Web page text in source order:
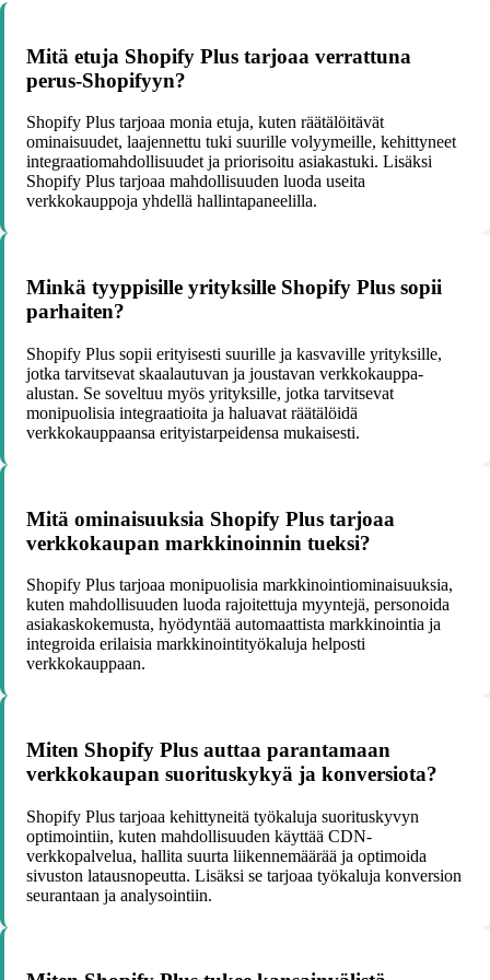
Mitä etuja Shopify Plus tarjoaa verrattuna
perus-Shopifyyn?
Shopify Plus tarjoaa monia etuja, kuten räätälöitävät
ominaisuudet, laajennettu tuki suurille volyymeille, kehittyneet
integraatiomahdollisuudet ja priorisoitu asiakastuki. Lisäksi
Shopify Plus tarjoaa mahdollisuuden luoda useita
verkkokauppoja yhdellä hallintapaneelilla.
Minkä tyyppisille yrityksille Shopify Plus sopii
parhaiten?
Shopify Plus sopii erityisesti suurille ja kasvaville yrityksille,
jotka tarvitsevat skaalautuvan ja joustavan verkkokauppa-
alustan. Se soveltuu myös yrityksille, jotka tarvitsevat
monipuolisia integraatioita ja haluavat räätälöidä
verkkokauppaansa erityistarpeidensa mukaisesti.
Mitä ominaisuuksia Shopify Plus tarjoaa
verkkokaupan markkinoinnin tueksi?
Shopify Plus tarjoaa monipuolisia markkinointiominaisuuksia,
kuten mahdollisuuden luoda rajoitettuja myyntejä, personoida
asiakaskokemusta, hyödyntää automaattista markkinointia ja
integroida erilaisia markkinointityökaluja helposti
verkkokauppaan.
Miten Shopify Plus auttaa parantamaan
verkkokaupan suorituskykyä ja konversiota?
Shopify Plus tarjoaa kehittyneitä työkaluja suorituskyvyn
optimointiin, kuten mahdollisuuden käyttää CDN-
verkkopalvelua, hallita suurta liikennemäärää ja optimoida
sivuston latausnopeutta. Lisäksi se tarjoaa työkaluja konversion
seurantaan ja analysointiin.